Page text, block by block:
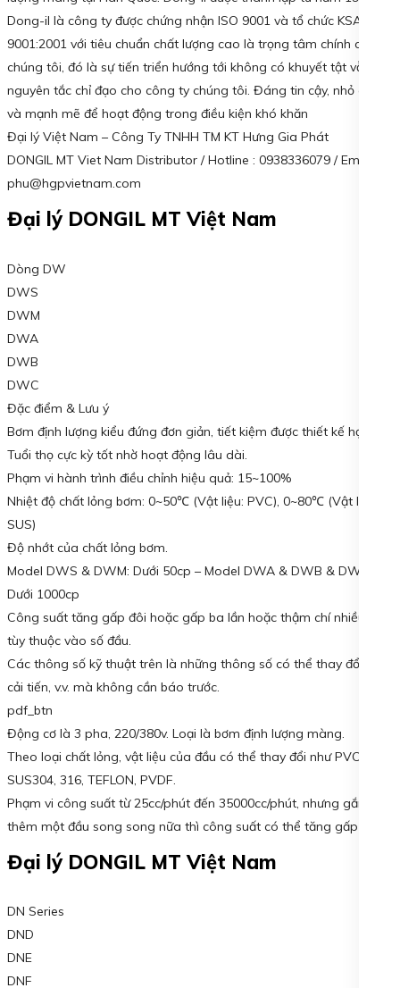
Dong-il là công ty được chứng nhận ISO 9001 và tổ chức KSA
9001:2001 với tiêu chuẩn chất lượng cao là trọng tâm chính của
chúng tôi, đó là sự tiến triển hướng tới không có khuyết tật vẫn là
nguyên tắc chỉ đạo cho công ty chúng tôi. Đáng tin cậy, nhỏ gọn
và mạnh mẽ để hoạt động trong điều kiện khó khăn
Đại lý Việt Nam – Công Ty TNHH TM KT Hưng Gia Phát
DONGIL MT Viet Nam Distributor / Hotline : 0938336079 / Email :
phu@hgpvietnam.com
Đại lý DONGIL MT Việt Nam
Dòng DW
DWS
DWM
DWA
DWB
DWC
Đặc điểm & Lưu ý
Bơm định lượng kiểu đứng đơn giản, tiết kiệm được thiết kế hợp lý.
Tuổi thọ cực kỳ tốt nhờ hoạt động lâu dài.
Phạm vi hành trình điều chỉnh hiệu quả: 15~100%
Nhiệt độ chất lỏng bơm: 0~50℃ (Vật liệu: PVC), 0~80℃ (Vật liệu:
SUS)
Độ nhớt của chất lỏng bơm.
Model DWS & DWM: Dưới 50cp – Model DWA & DWB & DWC:
Dưới 1000cp
Công suất tăng gấp đôi hoặc gấp ba lần hoặc thậm chí nhiều hơn
tùy thuộc vào số đầu.
Các thông số kỹ thuật trên là những thông số có thể thay đổi do
cải tiến, v.v. mà không cần báo trước.
pdf_btn
Động cơ là 3 pha, 220/380v. Loại là bơm định lượng màng.
Theo loại chất lỏng, vật liệu của đầu có thể thay đổi như PVC,
SUS304, 316, TEFLON, PVDF.
Phạm vi công suất từ 25cc/phút đến 35000cc/phút, nhưng gắn
thêm một đầu song song nữa thì công suất có thể tăng gấp đôi.
Đại lý DONGIL MT Việt Nam
DN Series
DND
DNE
DNF